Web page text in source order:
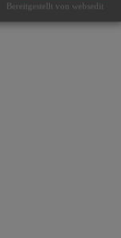
Bereitgestellt von websedit